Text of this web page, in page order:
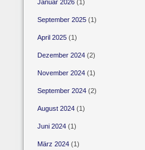
Januar 2026(1)
September 2025(1)
April 2025(1)
Dezember 2024(2)
November 2024(1)
September 2024(2)
August 2024(1)
Juni 2024(1)
März 2024(1)